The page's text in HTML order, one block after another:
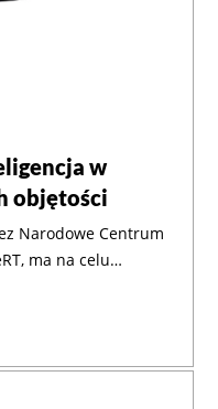
w
objętości
Narodowe Centrum
ma na celu
wyznaczania
tomografii
wykorzystywał